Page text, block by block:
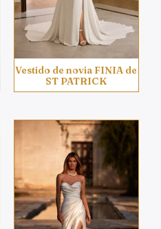
Vestido de novia FINIA de
ST PATRICK